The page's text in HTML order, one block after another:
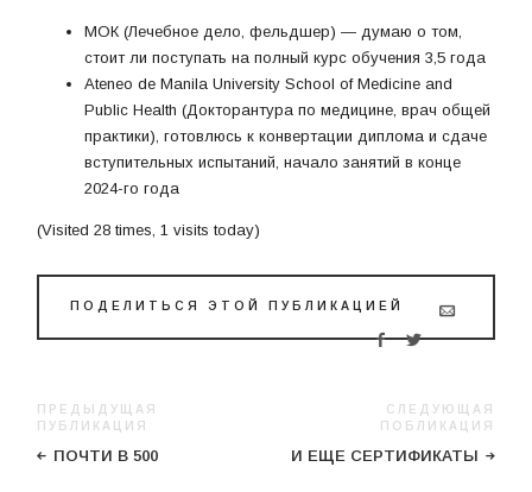
МОК (Лечебное дело, фельдшер) — думаю о том,
стоит ли поступать на полный курс обучения 3,5 года
Ateneo de Manila University School of Medicine and
Public Health (Докторантура по медицине, врач общей
практики), готовлюсь к конвертации диплома и сдаче
вступительных испытаний, начало занятий в конце
2024-го года
(Visited 28 times, 1 visits today)
ПОДЕЛИТЬСЯ ЭТОЙ ПУБЛИКАЦИЕЙ
ПРЕДЫДУЩАЯ
ПУБЛИКАЦИЯ
ПОЧТИ В 500
СЛЕДУЮЩАЯ
ПОБЛИКАЦИЯ
И ЕЩЕ СЕРТИФИКАТЫ